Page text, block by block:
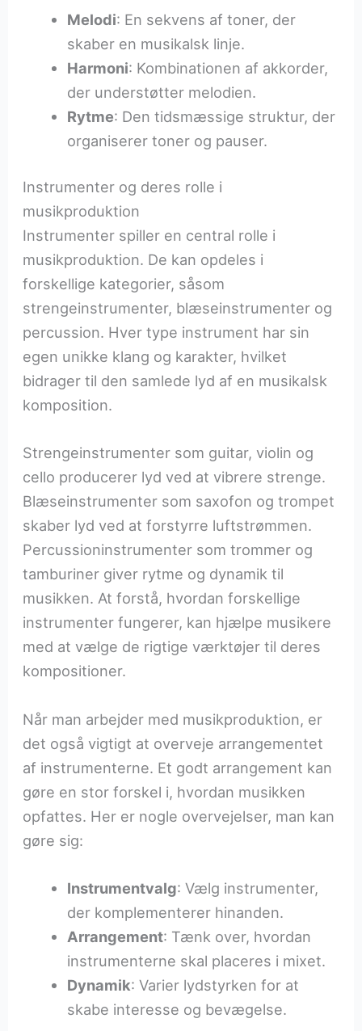
Melodi: En sekvens af toner, der
skaber en musikalsk linje.
Harmoni: Kombinationen af akkorder,
der understøtter melodien.
Rytme: Den tidsmæssige struktur, der
organiserer toner og pauser.
Instrumenter og deres rolle i
musikproduktion
Instrumenter spiller en central rolle i
musikproduktion. De kan opdeles i
forskellige kategorier, såsom
strengeinstrumenter, blæseinstrumenter og
percussion. Hver type instrument har sin
egen unikke klang og karakter, hvilket
bidrager til den samlede lyd af en musikalsk
komposition.
Strengeinstrumenter som guitar, violin og
cello producerer lyd ved at vibrere strenge.
Blæseinstrumenter som saxofon og trompet
skaber lyd ved at forstyrre luftstrømmen.
Percussioninstrumenter som trommer og
tamburiner giver rytme og dynamik til
musikken. At forstå, hvordan forskellige
instrumenter fungerer, kan hjælpe musikere
med at vælge de rigtige værktøjer til deres
kompositioner.
Når man arbejder med musikproduktion, er
det også vigtigt at overveje arrangementet
af instrumenterne. Et godt arrangement kan
gøre en stor forskel i, hvordan musikken
opfattes. Her er nogle overvejelser, man kan
gøre sig:
Instrumentvalg: Vælg instrumenter,
der komplementerer hinanden.
Arrangement: Tænk over, hvordan
instrumenterne skal placeres i mixet.
Dynamik: Varier lydstyrken for at
skabe interesse og bevægelse.